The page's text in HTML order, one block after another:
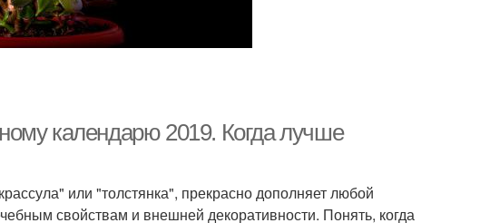
календарю 2019. Когда лучше
или "толстянка", прекрасно дополняет любой
свойствам и внешней декоративности. Понять, когда